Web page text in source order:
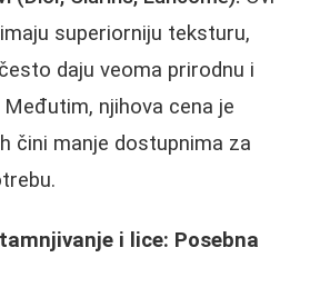
superiorniju teksturu,
daju veoma prirodnu i
njihova cena je
čini manje dostupnima za
i lice: Posebna